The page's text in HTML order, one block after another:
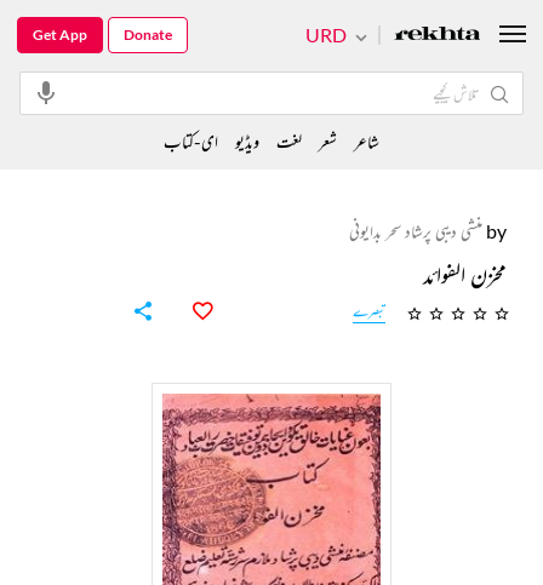
by منشی دیبی پرشاد سحر بدایونی
مخزن الفوائد
تبصرے
URD
Get App Donate
شاعر شعر لغت ویڈیو ای-کتاب